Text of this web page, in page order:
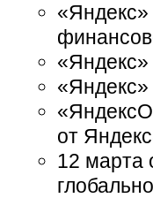
«Яндекс»
«Яндекс»
«Яндекс»
от
12 марта